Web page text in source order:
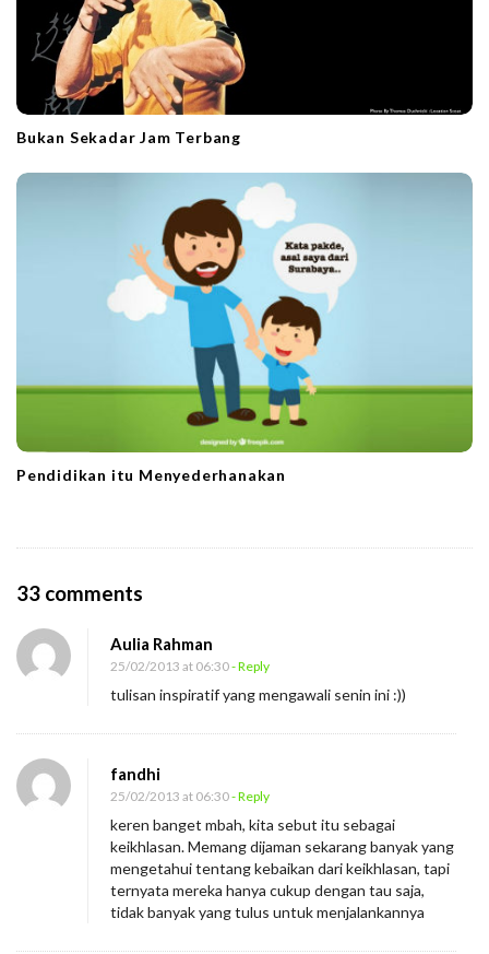
Bukan Sekadar Jam Terbang
Pendidikan itu Menyederhanakan
33 comments
A
k
P
a
n
a
h
Aulia Rahman
25/02/2013 at 06:30- Reply
tulisan inspiratif yang mengawali senin ini :))
fandhi
25/02/2013 at 06:30- Reply
keren banget mbah, kita sebut itu sebagai
keikhlasan. Memang dijaman sekarang banyak yang
mengetahui tentang kebaikan dari keikhlasan, tapi
ternyata mereka hanya cukup dengan tau saja,
tidak banyak yang tulus untuk menjalankannya